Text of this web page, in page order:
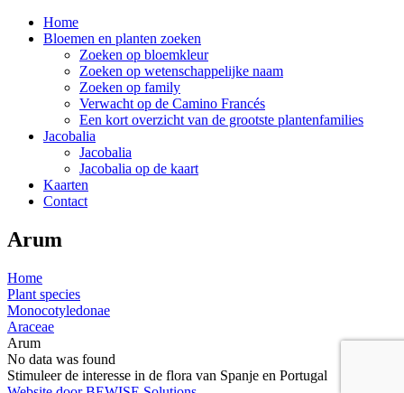
Home
Bloemen en planten zoeken
Zoeken op bloemkleur
Zoeken op wetenschappelijke naam
Zoeken op family
Verwacht op de Camino Francés
Een kort overzicht van de grootste plantenfamilies
Jacobalia
Jacobalia
Jacobalia op de kaart
Kaarten
Contact
Arum
Home
Plant species
Monocotyledonae
Araceae
Arum
No data was found
Stimuleer de interesse in de flora van Spanje en Portugal